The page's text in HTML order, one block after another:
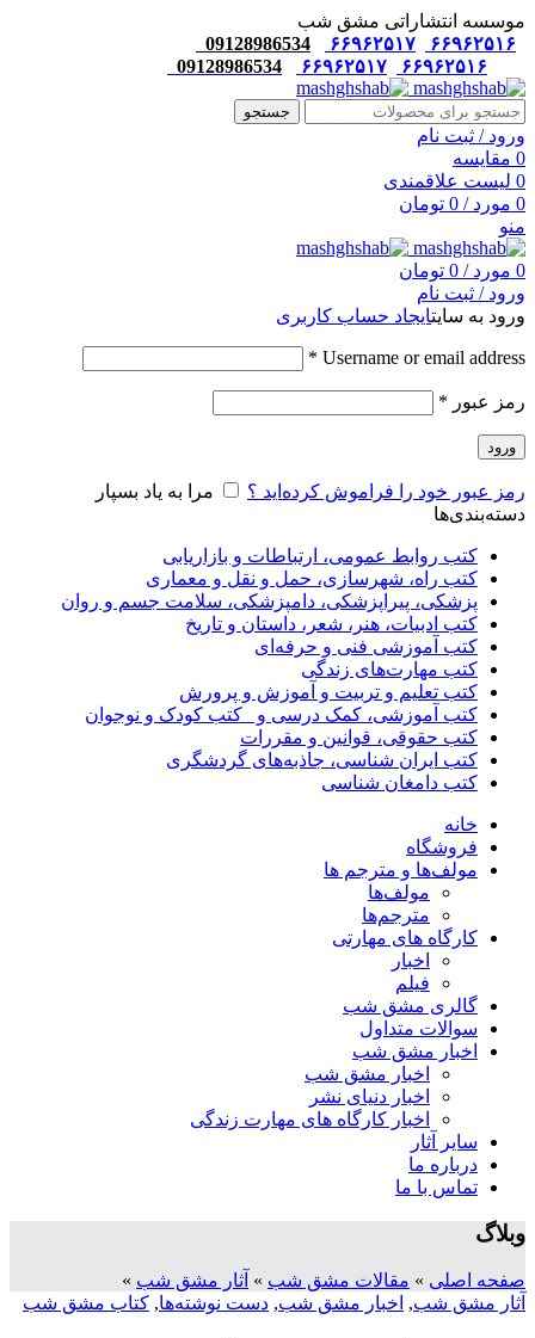
موسسه انتشاراتی مشق شب
۶۶۹۶۲۵۱۶
۶۶۹۶۲۵۱۷
09128986534
۶۶۹۶۲۵۱۶
۶۶۹۶۲۵۱۷ 09128986534
جستجو
ورود / ثبت نام
0 مقایسه
0 لیست علاقمندی
0 مورد /
0 تومان
منو
0 مورد /
0 تومان
ورود / ثبت نام
ورود به سایتایجاد حساب کاربری
Username or email address
*
رمز عبور *
ورود
رمز عبور خود را فراموش کرده‌اید ؟
مرا به یاد بسپار
دسته‌بندی‌ها
کتب روابط عمومی، ارتباطات و بازاریابی
کتب راه، شهرسازی، حمل و نقل و معماری
پزشکی، پیراپزشکی، دامپزشکی، سلامت جسم و روان
کتب ادبیات، هنر، شعر، داستان و تاریخ
کتب آموزشی فنی و حرفه‌ای
کتب مهارت‌های زندگی
کتب تعلیم و تربیت و آموزش و پرورش
کتب آموزشی، کمک درسی و _کتب کودک و نوجوان
کتب حقوقی، قوانین و مقررات
کتب ایران شناسی، جاذبه‌های گردشگری
کتب دامغان شناسی
خانه
فروشگاه
مولف‌ها و مترجم ها
مولف‌ها
مترجم‌ها
کارگاه های مهارتی
اخبار
فیلم
گالری مشق شب
سوالات متداول
اخبار مشق شب
اخبار مشق شب
اخبار دنیای نشر
اخبار کارگاه های مهارت زندگی
سایر آثار
درباره ما
تماس با ما
وبلاگ
صفحه اصلی » مقالات مشق شب » آثار مشق شب »
آثار مشق شب, اخبار مشق شب, دست نوشته‌ها, کتاب مشق شب